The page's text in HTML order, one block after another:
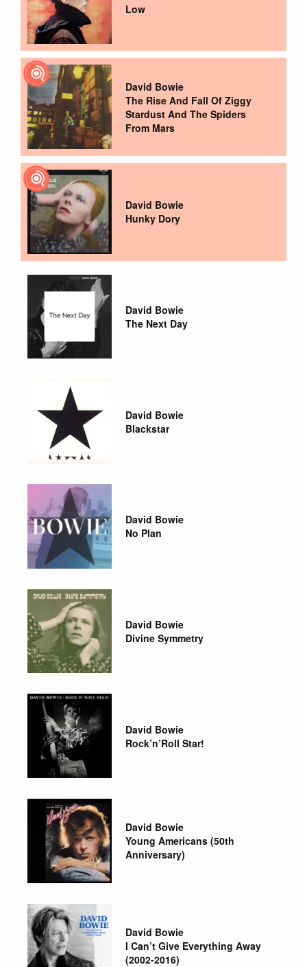
Low
David Bowie
The Rise And Fall Of Ziggy
Stardust And The Spiders
From Mars
David Bowie
Hunky Dory
David Bowie
The Next Day
David Bowie
Blackstar
David Bowie
No Plan
David Bowie
Divine Symmetry
David Bowie
Rock’n’Roll Star!
David Bowie
Young Americans (50th
Anniversary)
David Bowie
I Can’t Give Everything Away
(2002-2016)